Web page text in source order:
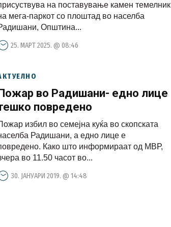
на поставување камен темелник
мега-паркот со плоштад во населба
Општина...
25. МАРТ 2025. @ 08:46
во Радишани- едно лице
повредено
избил во семејна куќа во скопската
Радишани, а едно лице е
Како што информираат од МВР,
во 11.50 часот во...
30. ЈАНУАРИ 2019. @ 14:48